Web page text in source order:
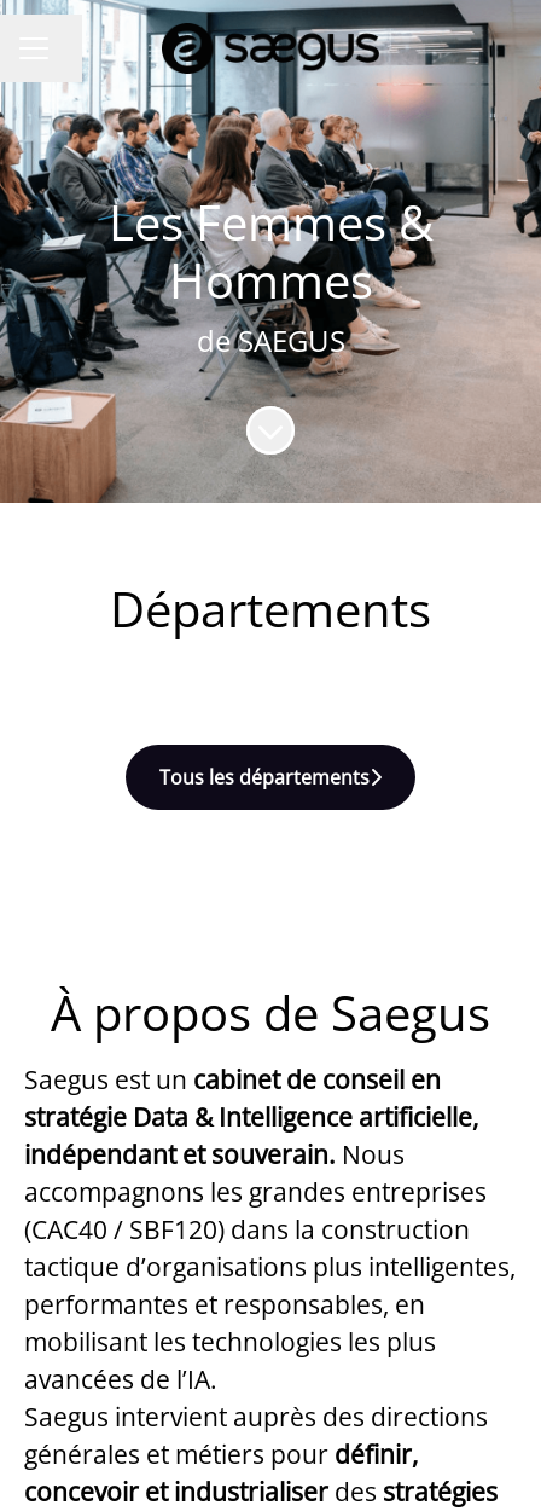
MENU CARRIÈRE
Partager la page
Les Femmes &
Hommes
de SAEGUS
Faire défiler jusqu'au contenu
Départements
Talent Management
Smart Experience Factory
Direction Générale
Tous les départements
À propos de Saegus
Saegus est un cabinet de conseil en
stratégie Data & Intelligence artificielle,
indépendant et souverain. Nous
accompagnons les grandes entreprises
(CAC40 / SBF120) dans la construction
tactique d’organisations plus intelligentes,
performantes et responsables, en
mobilisant les technologies les plus
avancées de l’IA.
Saegus intervient auprès des directions
générales et métiers pour définir,
concevoir et industrialiserdes stratégies